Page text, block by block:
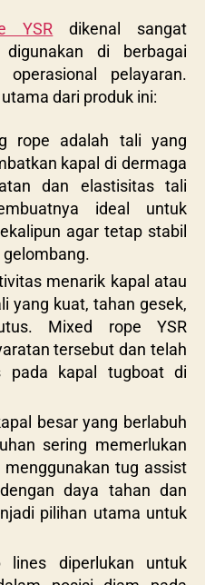
YSR dikenal sangat
di berbagai
pelayaran.
dari produk ini:
rope adalah tali yang
kapal di dermaga
dan elastisitas tali
ideal untuk
agar tetap stabil
menarik kapal atau
yang kuat, tahan gesek,
Mixed rope YSR
tersebut dan telah
pada kapal tugboat di
besar yang berlabuh
sering memerlukan
tug assist
daya tahan dan
pilihan utama untuk
diperlukan untuk